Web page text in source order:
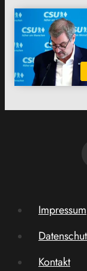
Impressum
Kontakt